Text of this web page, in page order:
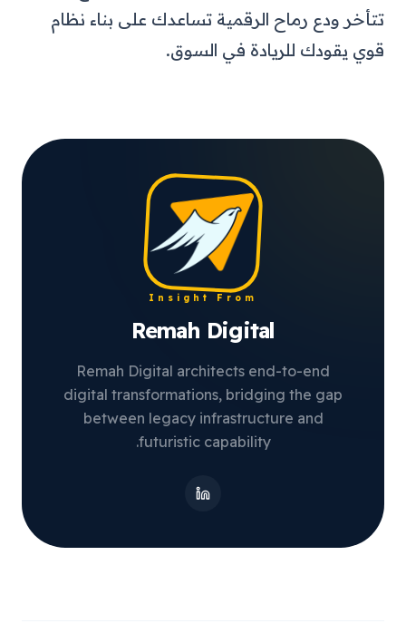
تتأخر ودع رماح الرقمية تساعدك على بناء نظام
قوي يقودك للريادة في السوق.
Insight From
Remah Digital
Remah Digital architects end-to-end
digital transformations, bridging the gap
between legacy infrastructure and
futuristic capability.